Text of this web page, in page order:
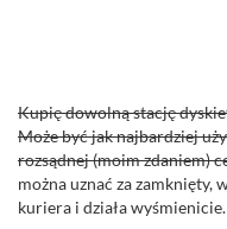
Kupię dowolną stację
Może być jak najbardziej
rozsądnej (moim zdaniem)
można uznać za zamknięty,
kuriera i działa wyśmienicie.